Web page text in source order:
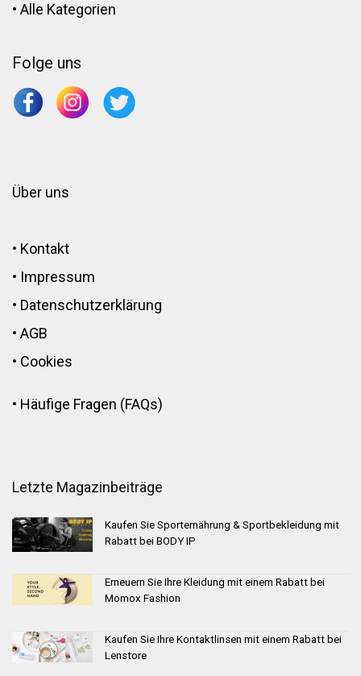
• Alle Kategorien
Folge uns
Über uns
• Kontakt
• Impressum
• Datenschutzerklärung
• AGB
• Cookies
• Häufige Fragen (FAQs)
Letzte Magazinbeiträge
Kaufen Sie Sporternährung & Sportbekleidung mit
Rabatt bei BODY IP
Erneuern Sie Ihre Kleidung mit einem Rabatt bei
Momox Fashion
Kaufen Sie Ihre Kontaktlinsen mit einem Rabatt bei
Lenstore